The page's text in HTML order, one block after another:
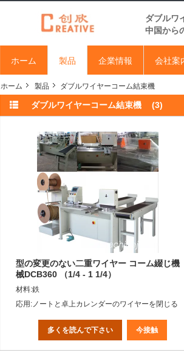
ダブルワ
中国から
ホーム 製品 企業情報 会社案
ホーム 製品 ダブルワイヤーコーム結束機
ダブルワイヤーコーム結束機 (3)
型の変更のない二重ワイヤー コーム綴じ機
械DCB360 （1/4 - 1 1/4）
材料:鉄
応用:ノートと卓上カレンダーのワイヤーを閉じる
多くを読んで下さい 今接触